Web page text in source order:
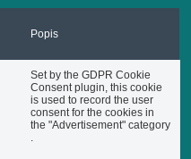
Popis
Set by the GDPR Cookie
Consent plugin, this cookie
is used to record the user
consent for the cookies in
the "Advertisement" category
.